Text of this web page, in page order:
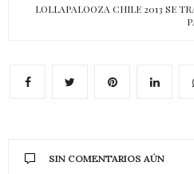
LOLLAPALOOZA CHILE 2013 SE
SIN COMENTARIOS AÚN